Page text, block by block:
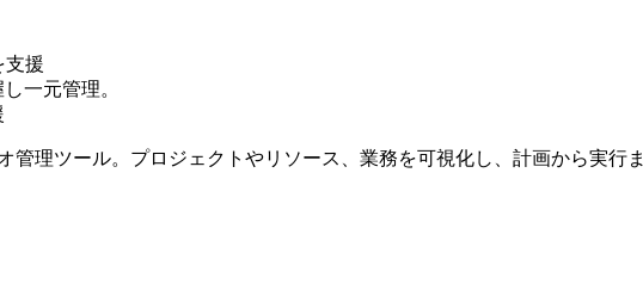
支援
一元管理。
理ツール。プロジェクトやリソース、業務を可視化し、計画から実行ま